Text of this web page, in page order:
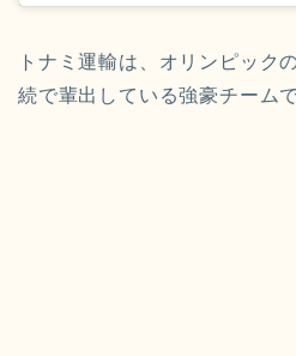
トナミ運輸は、オリンピック
続で輩出している強豪チームで